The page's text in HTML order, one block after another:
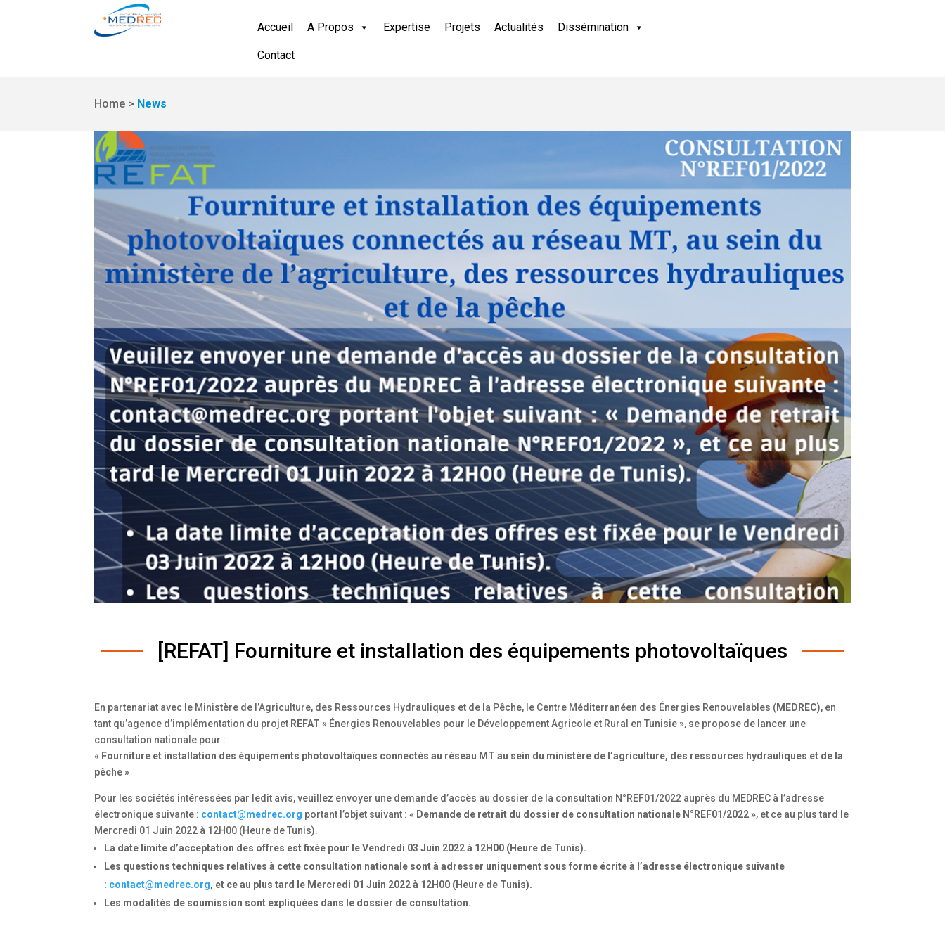
Accueil A Propos Expertise Projets Actualités Dissémination
Contact
Home > News
[REFAT] Fourniture et installation des équipements photovoltaïques
En partenariat avec le Ministère de l’Agriculture, des Ressources Hydrauliques et de la Pêche, le Centre Méditerranéen des Énergies Renouvelables (MEDREC), en
tant qu’agence d’implémentation du projet REFAT « Énergies Renouvelables pour le Développement Agricole et Rural en Tunisie », se propose de lancer une
consultation nationale pour :
« Fourniture et installation des équipements photovoltaïques connectés au réseau MT au sein du ministère de l’agriculture, des ressources hydrauliques et de la
pêche »
Pour les sociétés intéressées par ledit avis, veuillez envoyer une demande d’accès au dossier de la consultation N°REF01/2022 auprès du MEDREC à l’adresse
électronique suivante : contact@medrec.org portant l’objet suivant : « Demande de retrait du dossier de consultation nationale N°REF01/2022 », et ce au plus tard le
Mercredi 01 Juin 2022 à 12H00 (Heure de Tunis).
La date limite d’acceptation des offres est fixée pour le Vendredi 03 Juin 2022 à 12H00 (Heure de Tunis).
Les questions techniques relatives à cette consultation nationale sont à adresser uniquement sous forme écrite à l’adresse électronique suivante
: contact@medrec.org, et ce au plus tard le Mercredi 01 Juin 2022 à 12H00 (Heure de Tunis).
Les modalités de soumission sont expliquées dans le dossier de consultation.